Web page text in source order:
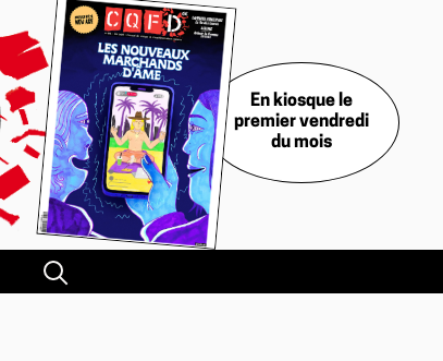
En kiosque le
premier vendredi
du mois